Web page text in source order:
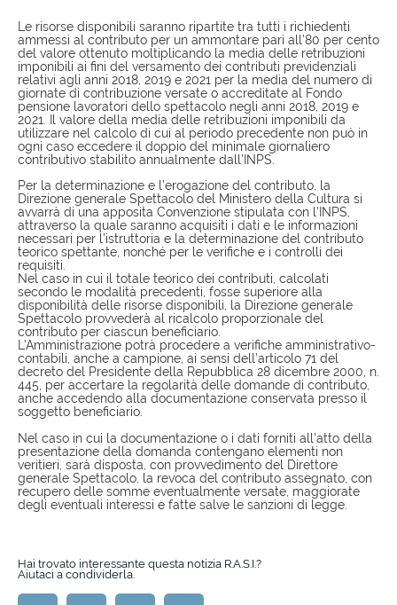
Le risorse disponibili saranno ripartite tra tutti i richiedenti
ammessi al contributo per un ammontare pari all’80 per cento
del valore ottenuto moltiplicando la media delle retribuzioni
imponibili ai fini del versamento dei contributi previdenziali
relativi agli anni 2018, 2019 e 2021 per la media del numero di
giornate di contribuzione versate o accreditate al Fondo
pensione lavoratori dello spettacolo negli anni 2018, 2019 e
2021. Il valore della media delle retribuzioni imponibili da
utilizzare nel calcolo di cui al periodo precedente non può in
ogni caso eccedere il doppio del minimale giornaliero
contributivo stabilito annualmente dall’INPS.
Per la determinazione e l’erogazione del contributo, la
Direzione generale Spettacolo del Ministero della Cultura si
avvarrà di una apposita Convenzione stipulata con l’INPS,
attraverso la quale saranno acquisiti i dati e le informazioni
necessari per l’istruttoria e la determinazione del contributo
teorico spettante, nonché per le verifiche e i controlli dei
requisiti.
Nel caso in cui il totale teorico dei contributi, calcolati
secondo le modalità precedenti, fosse superiore alla
disponibilità delle risorse disponibili, la Direzione generale
Spettacolo provvederà al ricalcolo proporzionale del
contributo per ciascun beneficiario.
L’Amministrazione potrà procedere a verifiche amministrativo-
contabili, anche a campione, ai sensi dell’articolo 71 del
decreto del Presidente della Repubblica 28 dicembre 2000, n.
445, per accertare la regolarità delle domande di contributo,
anche accedendo alla documentazione conservata presso il
soggetto beneficiario.
Nel caso in cui la documentazione o i dati forniti all’atto della
presentazione della domanda contengano elementi non
veritieri, sarà disposta, con provvedimento del Direttore
generale Spettacolo, la revoca del contributo assegnato, con
recupero delle somme eventualmente versate, maggiorate
degli eventuali interessi e fatte salve le sanzioni di legge.
Hai trovato interessante questa notizia R.A.S.I.?
Aiutaci a condividerla.